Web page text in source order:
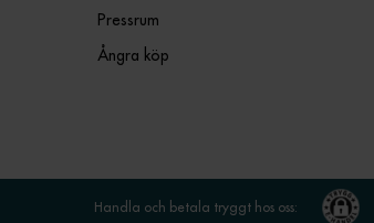
Pressrum
Ångra köp
Handla och betala tryggt hos oss: